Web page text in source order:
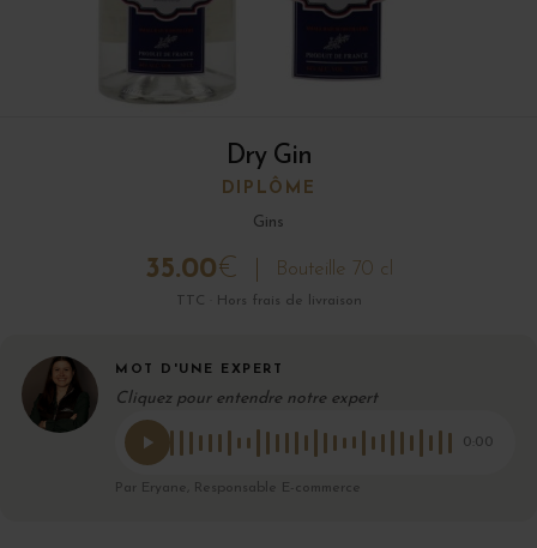
Dry Gin
DIPLÔME
Gins
35.00€ Bouteille 70 cl
TTC · Hors frais de livraison
MOT D'UNE EXPERT
Cliquez pour entendre notre expert
0:00
Par Eryane, Responsable E-commerce